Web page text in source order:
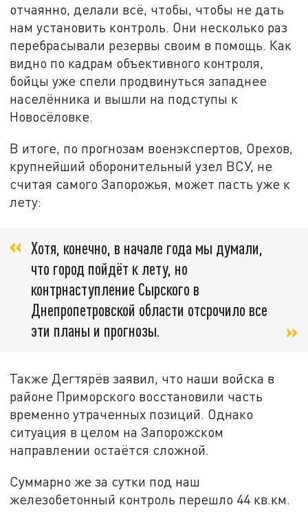
отчаянно, делали всё, чтобы, чтобы не дать
нам установить контроль. Они несколько раз
перебрасывали резервы своим в помощь. Как
видно по кадрам объективного контроля,
бойцы уже спели продвинуться западнее
населённика и вышли на подступы к
Новосёловке.
В итоге, по прогнозам военэкспертов, Орехов,
крупнейший оборонительный узел ВСУ, не
считая самого Запорожья, может пасть уже к
лету:
Хотя, конечно, в начале года мы думали,
что город пойдёт к лету, но
контрнаступление Сырского в
Днепропетровской области отсрочило все
эти планы и прогнозы.
Также Дегтярёв заявил, что наши войска в
районе Приморского восстановили часть
временно утраченных позиций. Однако
ситуация в целом на Запорожском
направлении остаётся сложной.
Суммарно же за сутки под наш
железобетонный контроль перешло 44 кв.км.